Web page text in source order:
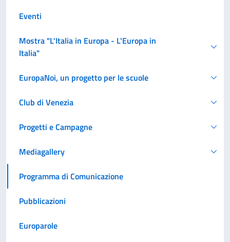
Eventi
Mostra "L'Italia in Europa - L'Europa in
Italia"
EuropaNoi, un progetto per le scuole
Club di Venezia
Progetti e Campagne
Mediagallery
Programma di Comunicazione
Pubblicazioni
Europarole